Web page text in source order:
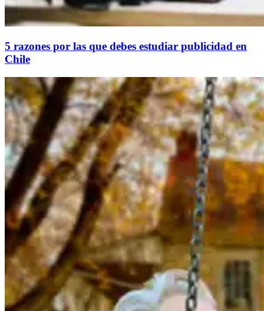
5 razones por las que debes estudiar publicidad en
Chile